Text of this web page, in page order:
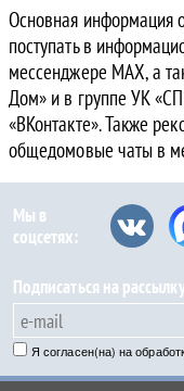
Основная информация
поступать в
мессенджере MAX, а
Дом» и в группе УК
«ВКонтакте». Также
общедомовые чаты в
Мы в
соцсетях:
Подписаться на
Я согласен(на) на